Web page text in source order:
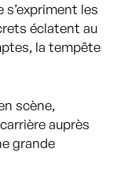
les
éclatent au
la tempête
scène,
auprès
grande